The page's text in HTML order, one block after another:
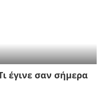
έγινε σαν σήμερα